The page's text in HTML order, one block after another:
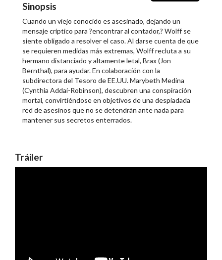
Sinopsis
Cuando un viejo conocido es asesinado, dejando un
mensaje críptico para ?encontrar al contador,? Wolff se
siente obligado a resolver el caso. Al darse cuenta de que
se requieren medidas más extremas, Wolff recluta a su
hermano distanciado y altamente letal, Brax (Jon
Bernthal), para ayudar. En colaboración con la
subdirectora del Tesoro de EE.UU. Marybeth Medina
(Cynthia Addai-Robinson), descubren una conspiración
mortal, convirtiéndose en objetivos de una despiadada
red de asesinos que no se detendrán ante nada para
mantener sus secretos enterrados.
Tráiler